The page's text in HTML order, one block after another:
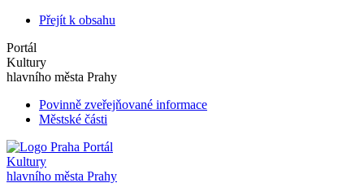
Přejít k obsahu
Portál
Kultury
hlavního města Prahy
Povinně zveřejňované informace
Městské části
Portál
Kultury
hlavního města Prahy